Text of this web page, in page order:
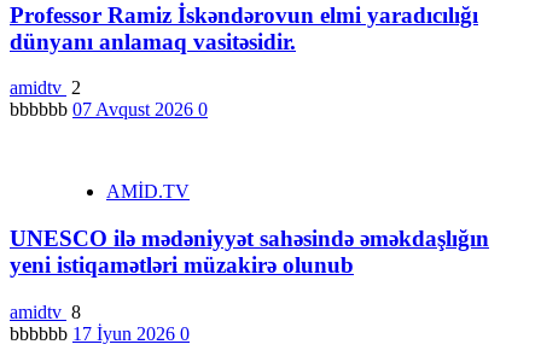
Professor Ramiz İskəndərovun elmi yaradıcılığı
dünyanı anlamaq vasitəsidir.
amidtv 2
bbbbbb 07 Avqust 2026 0
AMİD.TV
UNESCO ilə mədəniyyət sahəsində əməkdaşlığın
yeni istiqamətləri müzakirə olunub
amidtv 8
bbbbbb 17 İyun 2026 0